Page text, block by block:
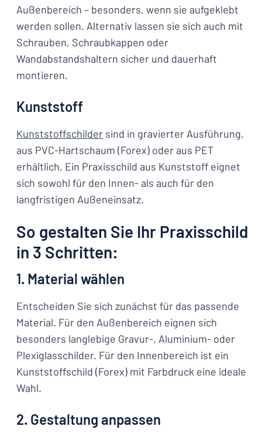
Außenbereich – besonders, wenn sie aufgeklebt
werden sollen. Alternativ lassen sie sich auch mit
Schrauben, Schraubkappen oder
Wandabstandshaltern sicher und dauerhaft
montieren.
Kunststoff
Kunststoffschilder sind in gravierter Ausführung,
aus PVC-Hartschaum (Forex) oder aus PET
erhältlich. Ein Praxisschild aus Kunststoff eignet
sich sowohl für den Innen- als auch für den
langfristigen Außeneinsatz.
So gestalten Sie Ihr Praxisschild
in 3 Schritten:
1. Material wählen
Entscheiden Sie sich zunächst für das passende
Material. Für den Außenbereich eignen sich
besonders langlebige Gravur-, Aluminium- oder
Plexiglasschilder. Für den Innenbereich ist ein
Kunststoffschild (Forex) mit Farbdruck eine ideale
Wahl.
2. Gestaltung anpassen